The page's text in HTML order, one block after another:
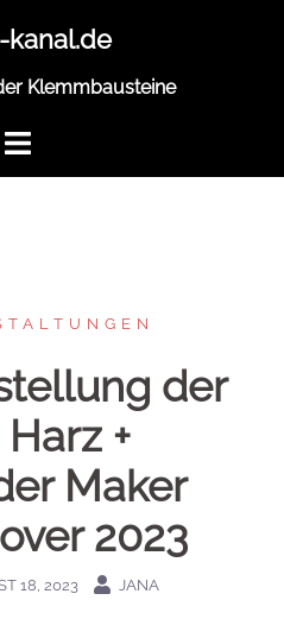
kanal.de
Klemmbausteine
der
+
Maker
2023
18, 2023 JANA